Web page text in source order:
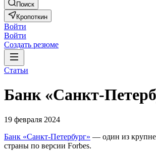
Поиск
Кропоткин
Войти
Войти
Создать резюме
Статьи
Банк «Санкт-
19 февраля 2024
Банк «Санкт-Петербург» — один из
страны по версии Forbes.